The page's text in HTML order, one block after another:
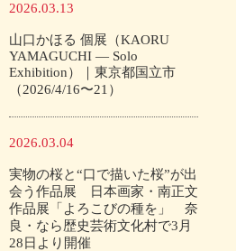
2026.03.13
山口かほる 個展（KAORU
YAMAGUCHI — Solo
Exhibition）｜東京都国立市
（2026/4/16〜21）
2026.03.04
実物の桜と“口で描いた桜”が出
会う作品展 日本画家・南正文
作品展「よろこびの種を」 奈
良・なら歴史芸術文化村で3月
28日より開催